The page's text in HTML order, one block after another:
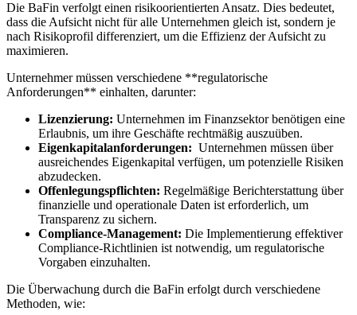
Die BaFin verfolgt einen ‍risikoorientierten Ansatz. Dies bedeutet,
dass die Aufsicht nicht⁣ für alle Unternehmen gleich ist, sondern‍ je
nach Risikoprofil differenziert, um ⁤die ⁢Effizienz der Aufsicht zu
maximieren.
Unternehmer⁣ müssen verschiedene **regulatorische
Anforderungen** einhalten,‍ darunter:
Lizenzierung: Unternehmen im ‌Finanzsektor⁤ benötigen⁢ eine
Erlaubnis,​ um ihre ⁢Geschäfte rechtmäßig auszuüben.
Eigenkapitalanforderungen: ⁢ Unternehmen⁤ müssen über
ausreichendes ‌Eigenkapital verfügen, um potenzielle ‌Risiken
abzudecken.
Offenlegungspflichten: Regelmäßige Berichterstattung über
finanzielle und operationale Daten ist erforderlich, um
Transparenz⁣ zu sichern.
Compliance-Management: Die Implementierung effektiver
Compliance-Richtlinien ist notwendig, ‌um regulatorische
Vorgaben einzuhalten.
Die Überwachung durch die⁣ BaFin erfolgt durch verschiedene
Methoden, wie: